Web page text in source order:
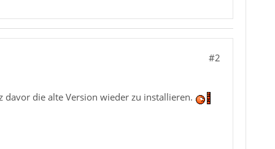
#2
davor die alte Version wieder zu installieren.